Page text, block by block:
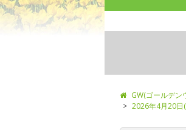
GW(ゴールデン
2026年4月20日